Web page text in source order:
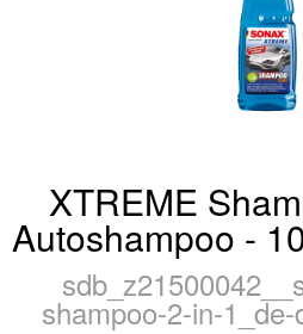
XTREME
Autoshampoo -
shampoo-2-in-